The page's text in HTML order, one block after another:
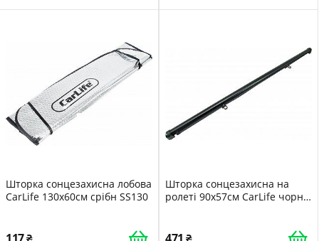
Шторка сонцезахисна лобова
CarLife 130x60см срібн SS130
Шторка сонцезахисна на
ролеті 90х57см CarLife чорн